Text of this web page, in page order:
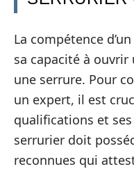
La compétence
sa capacité à
une serrure. Pour
un expert, il est
qualifications et
serrurier doit
reconnues qui